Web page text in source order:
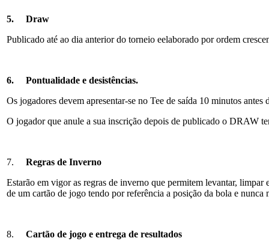
5. Draw
Publicado até ao dia anterior do torneio eelaborado por ordem
6. Pontualidade e desistências.
Os jogadores devem apresentar-se no Tee de saída 10 minutos antes
O jogador que anule a sua inscrição depois de publicado o DRAW
7. Regras de Inverno
Estarão em vigor as regras de inverno que permitem levantar,
de um cartão de jogo tendo por referência a posição da bola e nunca
8. Cartão de jogo e entrega de resultados